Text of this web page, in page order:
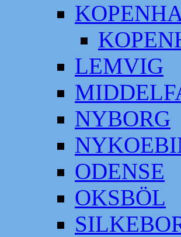
LEMVIG
NYBORG
ODENSE
OKSBÖL